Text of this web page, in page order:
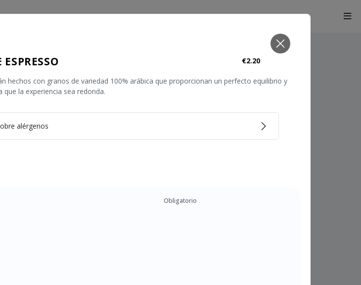
€2.20
hechos con granos de variedad 100% arábica que proporcionan un perfecto equilibrio y
que la experiencia sea redonda.
alérgenos
Obligatorio